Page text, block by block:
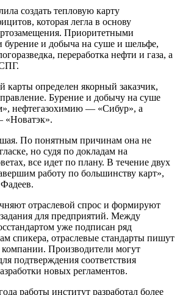
создать тепловую карту
которая легла в основу
Приоритетными
бурение и добыча на суше и шельфе,
переработка нефти и газа, а
карты определен якорный заказчик,
Бурение и добычу на суше
нефтегазохимию — «Сибур», а
По понятным причинам она не
но судя по докладам на
все идет по плану. В течение двух
работу по большинству карт»,
отраслевой спрос и формируют
для предприятий. Между
уже подписан ряд
спикера, отраслевые стандарты пишут
компании. Производители могут
подтверждения соответствия
новых регламентов.
работы институт разработал более